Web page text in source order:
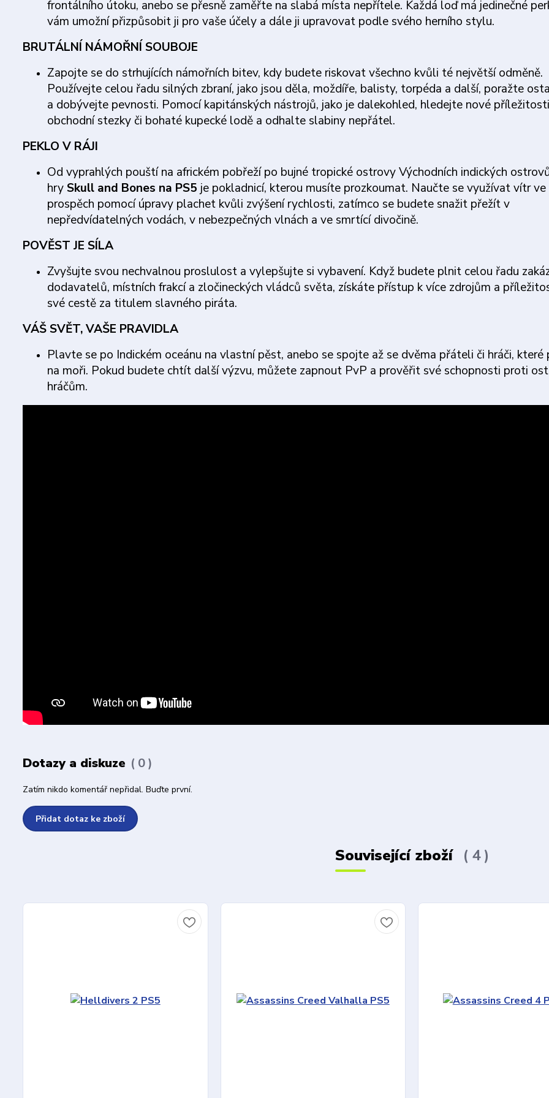
frontálního útoku, anebo se přesně zaměřte na slabá místa nepřítele. Každá loď má jedinečné
vám umožní přizpůsobit ji pro vaše účely a dále ji upravovat podle svého herního stylu.
BRUTÁLNÍ NÁMOŘNÍ SOUBOJE
Zapojte se do strhujících námořních bitev, kdy budete riskovat všechno kvůli té největší odměně.
Používejte celou řadu silných zbraní, jako jsou děla, moždíře, balisty, torpéda a další, poražte
a dobývejte pevnosti. Pomocí kapitánských nástrojů, jako je dalekohled, hledejte nové
obchodní stezky či bohaté kupecké lodě a odhalte slabiny nepřátel.
PEKLO V RÁJI
Od vyprahlých pouští na africkém pobřeží po bujné tropické ostrovy Východních indických
hrySkull and Bones na PS5 je pokladnicí, kterou musíte prozkoumat. Naučte se využívat vítr ve
prospěch pomocí úpravy plachet kvůli zvýšení rychlosti, zatímco se budete snažit přežít v
nepředvídatelných vodách, v nebezpečných vlnách a ve smrtící divočině.
POVĚST JE SÍLA
Zvyšujte svou nechvalnou proslulost a vylepšujte si vybavení. Když budete plnit celou řadu
dodavatelů, místních frakcí a zločineckých vládců světa, získáte přístup k více zdrojům a
své cestě za titulem slavného piráta.
VÁŠ SVĚT, VAŠE PRAVIDLA
Plavte se po Indickém oceánu na vlastní pěst, anebo se spojte až se dvěma přáteli či hráči,
na moři. Pokud budete chtít další výzvu, můžete zapnout PvP a prověřit své schopnosti proti
hráčům.
Dotazy a diskuze 0
Zatím nikdo komentář nepřidal. Buďte první.
Přidat dotaz ke zboží
Související zboží 4